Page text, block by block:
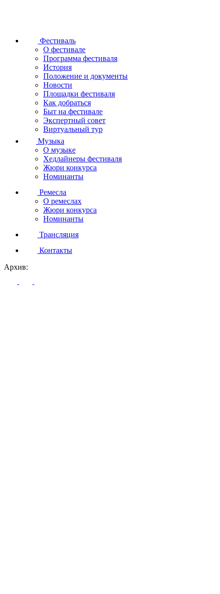
Фестиваль
О фестивале
Программа фестиваля
История
Положение и документы
Новости
Площадки фестиваля
Как добраться
Быт на фестивале
Экспертный совет
Виртуальный тур
Музыка
О музыке
Хедлайнеры фестиваля
Жюри конкурса
Номинанты
Ремесла
О ремеслах
Жюри конкурса
Номинанты
Трансляция
Контакты
Архив: